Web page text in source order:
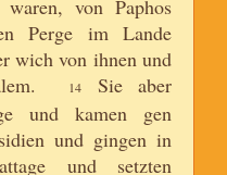
von Paphos
Perge im Lande
wich von ihnen und
14
Sie aber
und kamen gen
und gingen in
und setzten